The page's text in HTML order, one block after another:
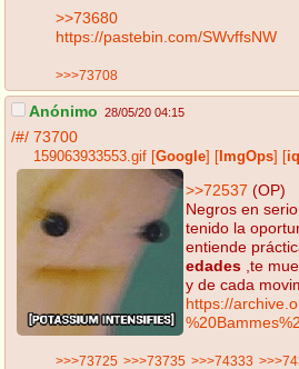
>>73680
https://pastebin.com/SWvffsNW
>>>73708
Anónimo 28/05/20 04:15
/#/ 73700
159063933553.gif Google ImgOps
>>72537 (OP)
Negros en
tenido la
entiende
edades ,te
y de cada
https://
>>>73725 >>>73735 >>>74333